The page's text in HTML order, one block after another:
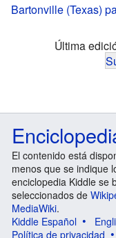
Bartonville (Texas)
Última
El contenido está
menos que se indique
enciclopedia Kiddle se
seleccionados de
MediaWiki.
Kiddle Español
Política de privacidad